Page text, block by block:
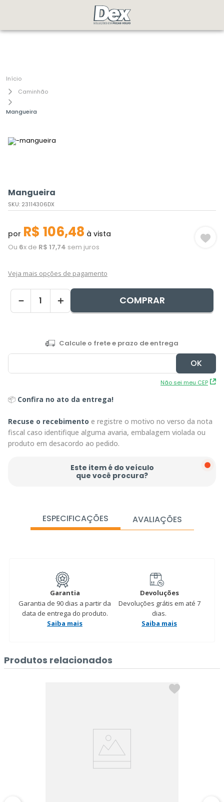
Caminhão
Mangueira
Mangueira
SKU: 23114306DX
por R$ 106,48 à vista
Ou 6x de R$ 17,74 sem juros
Veja mais opções de pagamento
＋
－ COMPRAR
Não sei meu CEP
📦 Confira no ato da entrega!
Recuse o recebimento e registre o motivo no verso da nota
fiscal caso identifique alguma avaria, embalagem violada ou
produto em desacordo ao pedido.
Este item é do veículo
que você procura?
ESPECIFICAÇÕES AVALIAÇÕES
Garantia
Garantia de 90 dias a partir da
data de entrega do produto.
Saiba mais
Devoluções
Devoluções grátis em até 7
dias.
Saiba mais
Produtos relacionados